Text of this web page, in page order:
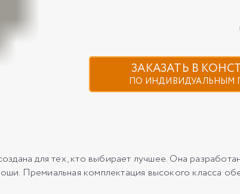
ЗАКАЗАТЬ В
ПО ИНДИВИДУАЛЬНЫМ
для тех, кто выбирает лучшее. Она
Премиальная комплектация высокого класса